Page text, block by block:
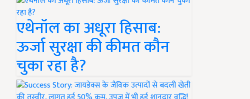
एथेनॉल का अधूरा हिसाब:
ऊर्जा सुरक्षा की कीमत कौन
चुका रहा है?